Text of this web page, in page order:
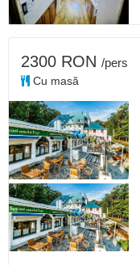
2300 RON /pers
Cu masă